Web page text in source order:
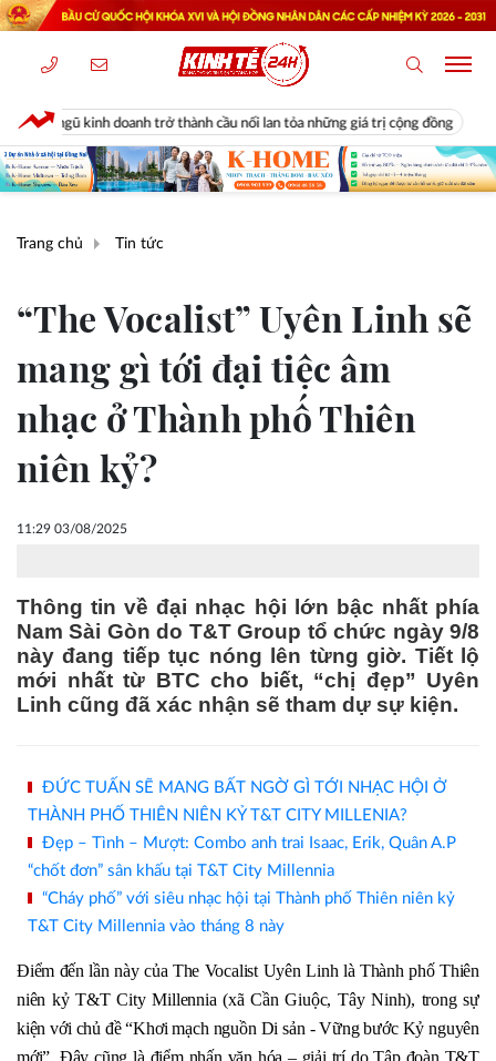
trở thành cầu nối lan tỏa những giá trị cộng đồng Diễn biến
Trang chủ Tin tức
“The Vocalist” Uyên Linh sẽ
mang gì tới đại tiệc âm
nhạc ở Thành phố Thiên
niên kỷ?
11:29 03/08/2025
Thông tin về đại nhạc hội lớn bậc nhất phía
Nam Sài Gòn do T&T Group tổ chức ngày 9/8
này đang tiếp tục nóng lên từng giờ. Tiết lộ
mới nhất từ BTC cho biết, “chị đẹp” Uyên
Linh cũng đã xác nhận sẽ tham dự sự kiện.
ĐỨC TUẤN SẼ MANG BẤT NGỜ GÌ TỚI NHẠC HỘI Ở
THÀNH PHỐ THIÊN NIÊN KỶ T&T CITY MILLENIA?
Đẹp – Tình – Mượt: Combo anh trai Isaac, Erik, Quân A.P
“chốt đơn” sân khấu tại T&T City Millennia
“Cháy phố” với siêu nhạc hội tại Thành phố Thiên niên kỷ
T&T City Millennia vào tháng 8 này
Điểm đến lần này của The Vocalist Uyên Linh là Thành phố Thiên
niên kỷ T&T City Millennia (xã Cần Giuộc, Tây Ninh), trong sự
kiện với chủ đề “Khơi mạch nguồn Di sản - Vững bước Kỷ nguyên
mới”. Đây cũng là điểm nhấn văn hóa – giải trí do Tập đoàn T&T